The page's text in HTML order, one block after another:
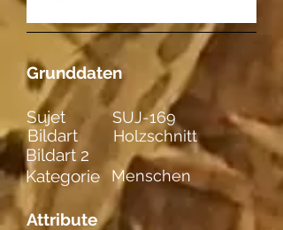
Grunddaten
Bildart Holzschnitt
Bildart 2
Kategorie
Menschen
Attribute
Sujet SUJ-169